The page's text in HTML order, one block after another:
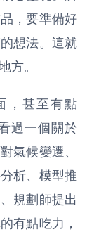
，要準備好
想法。這就
方。
，甚至有點
過一個關於
氣候變遷、
析、模型推
規劃師提出
有點吃力，